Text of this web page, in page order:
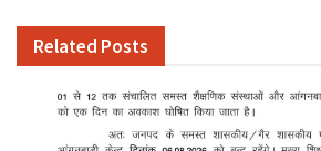
Related Posts